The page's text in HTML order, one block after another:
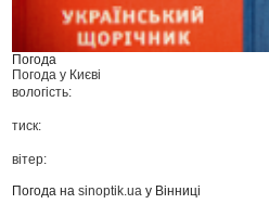
Погода
Погода у Києві
вологість:
тиск:
вітер:
Погода наsinoptik.ua у Вінниці